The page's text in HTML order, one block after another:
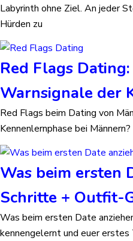
Labyrinth ohne Ziel. An jeder
Hürden zu
Red Flags
Warnsignale der
Red Flags beim Dating von
Kennenlernphase bei
Was beim ersten
Schritte + Outfit-
Was beim ersten Date
kennengelernt und euer